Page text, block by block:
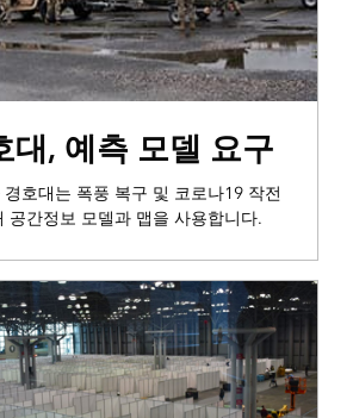
대, 예측 모델 요구
호대는 폭풍 복구 및 코로나19 작전
공간정보 모델과 맵을 사용합니다.